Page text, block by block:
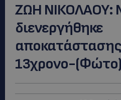
ΖΩΗ ΝΙΚΟΛΑΟΥ:
διενεργήθηκε
αποκατάστασης
13χρονο-(Φώτο)